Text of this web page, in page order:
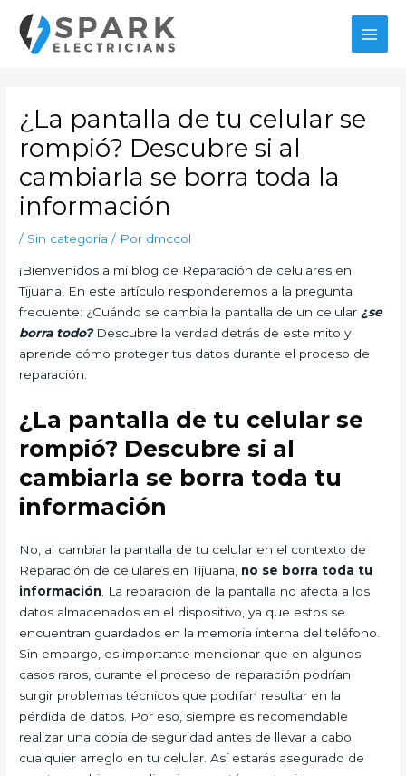
contenido
¿La pantalla de tu celular se
rompió? Descubre si al
cambiarla se borra toda la
información
/ Sin categoría / Por dmccol
¡Bienvenidos a mi blog de Reparación de celulares en
Tijuana! En este artículo responderemos a la pregunta
frecuente: ¿Cuándo se cambia la pantalla de un celular ¿se
borra todo?Descubre la verdad detrás de este mito y
aprende cómo proteger tus datos durante el proceso de
reparación.
¿La pantalla de tu celular se
rompió? Descubre si al
cambiarla se borra toda tu
información
No, al cambiar la pantalla de tu celular en el contexto de
Reparación de celulares en Tijuana, no se borra toda tu
información . La reparación de la pantalla no afecta a los
datos almacenados en el dispositivo, ya que estos se
encuentran guardados en la memoria interna del teléfono.
Sin embargo, es importante mencionar que en algunos
casos raros, durante el proceso de reparación podrían
surgir problemas técnicos que podrían resultar en la
pérdida de datos. Por eso, siempre es recomendable
realizar una copia de seguridad antes de llevar a cabo
cualquier arreglo en tu celular. Así estarás asegurado de
entradas